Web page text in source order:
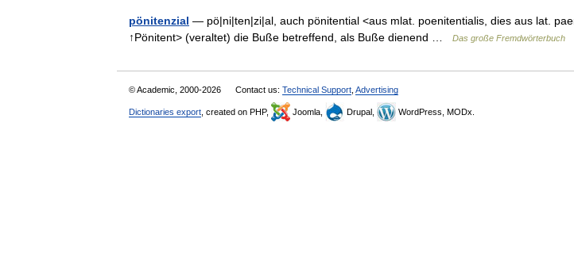
pönitenzial — pö|ni|ten|zi|al, auch pönitential <aus mlat. poenitentialis, dies aus lat.
↑Pönitent> (veraltet) die Buße betreffend, als Buße dienend …
Das große Fremdwörterbuch
© Academic, 2000-2026 Contact us: Technical Support Advertising
Dictionaries export , created on PHP, Joomla, Drupal, WordPress, MODx.